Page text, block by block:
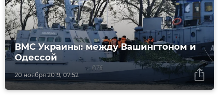
20 ноября 2019, 07:52
ВМС Украины: между Вашингтоном и
Одессой